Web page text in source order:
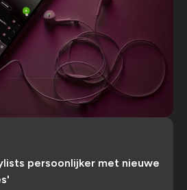
persoonlijker met nieuwe